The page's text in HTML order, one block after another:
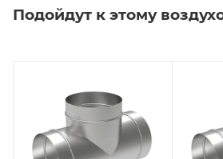
Подойдут к этому